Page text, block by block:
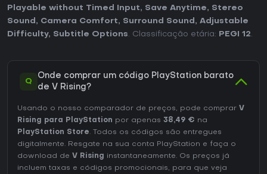
Playable without Timed Input, Save Anytime, Stereo
Sound , Camera Comfort, Surround Sound , Adjustable
Difficulty, Subtitle Options. Classificação etária: PEGI 12.
Q
Onde comprar um código PlayStation barato
de V Rising?
Usando o nosso comparador de preços, pode comprar V
Rising para PlayStation por apenas 38,49 € na
PlayStation Store. Todos os códigos são entregues
digitalmente. Resgate na sua conta PlayStation e faça o
download de V Rising
instantaneamente. Os preços já
incluem taxas e códigos promocionais, para que veja